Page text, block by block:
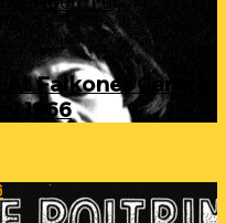
Centre
At Falkoner Centre
1966